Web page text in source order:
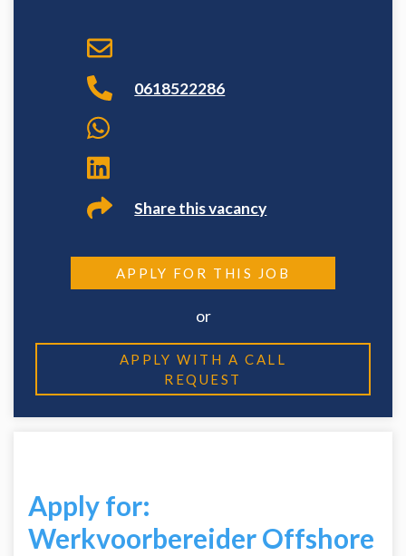
0618522286
Share this vacancy
APPLY FOR THIS JOB
or
APPLY WITH A CALL
REQUEST
Apply for:
Werkvoorbereider Offshore